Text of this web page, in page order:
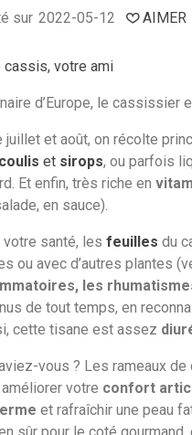
sur 2022-05-12 AIMER
d’Europe, le cassissier
juillet et août, on récolte
coulis et sirops, ou parfois
Et enfin, très riche en
en sauce).
votre santé, les feuilles du
ou avec d’autres plantes
les
de tout temps, en
cette tisane est assez
vous ? Les rameaux
votre confort
et rafraîchir une peau